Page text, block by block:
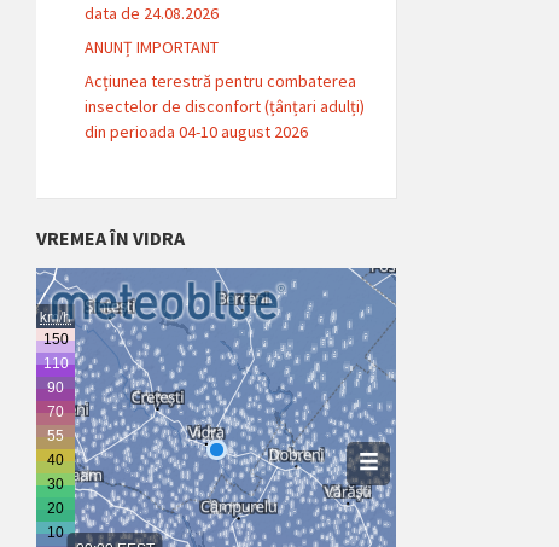
data de 24.08.2026
ANUNȚ IMPORTANT
Acțiunea terestră pentru combaterea
insectelor de disconfort (țânțari adulți)
din perioada 04-10 august 2026
VREMEA ÎN VIDRA